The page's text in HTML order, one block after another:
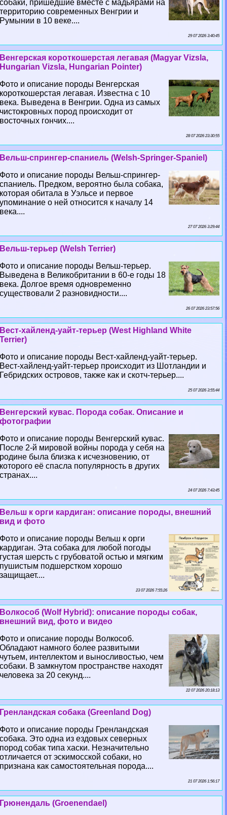
собаки, пришедшие вместе с мадьярами на
территорию современных Венгрии и
Румынии в 10 веке....
29 07 2026 3:40:45
Венгерская короткошерстая легавая (Magyar Vizsla,
Hungarian Vizsla, Hungarian Pointer)
Фото и описание породы Венгерская
короткошерстая легавая. Известна с 10
века. Выведена в Венгрии. Одна из самых
чистокровных пород происходит от
восточных гончих....
28 07 2026 23:30:55
Вельш-спрингер-спаниель (Welsh-Springer-Spaniel)
Фото и описание породы Вельш-спрингер-
спаниель. Предком, вероятно была собака,
которая обитала в Уэльсе и первое
упоминание о ней относится к началу 14
века....
27 07 2026 3:29:44
Вельш-терьер (Welsh Terrier)
Фото и описание породы Вельш-терьер.
Выведена в Великобритании в 60-е годы 18
века. Долгое время одновременно
существовали 2 разновидности....
26 07 2026 23:57:56
Вест-хайленд-уайт-терьер (West Highland White
Terrier)
Фото и описание породы Вест-хайленд-уайт-терьер.
Вест-хайленд-уайт-терьер происходит из Шотландии и
Гебридских островов, также как и скотч-терьер....
25 07 2026 3:55:44
Венгерский кувас. Порода собак. Описание и
фотографии
Фото и описание породы Венгерский кувас.
После 2-й мировой войны порода у себя на
родине была близка к исчезновению, от
которого её спасла популярность в других
странах....
24 07 2026 7:43:45
Вельш к opги кардиган: описание породы, внешний
вид и фото
Фото и описание породы Вельш к opги
кардиган. Эта собака для любой погоды
густая шерсть с грубоватой остью и мягким
пушистым подшерстком хорошо
защищает....
23 07 2026 7:55:26
Волкособ (Wolf Hybrid): описание породы собак,
внешний вид, фото и видео
Фото и описание породы Волкособ.
Обладают намного более развитыми
чутьем, интеллектом и выносливостью, чем
собаки. В замкнутом прострaнcтве находят
человека за 20 секунд....
22 07 2026 20:18:13
Гренландская собака (Greenland Dog)
Фото и описание породы Гренландская
собака. Это одна из ездовых северных
пород собак типа хаски. Незначительно
отличается от эскимосской собаки, но
признана как самостоятельная порода....
21 07 2026 1:56:17
Грюнендаль (Groenendael)